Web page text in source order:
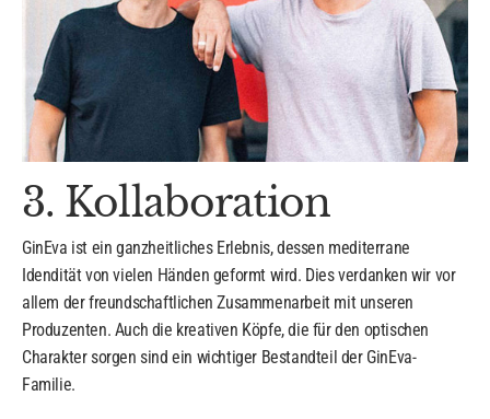
3. Kollaboration
GinEva ist ein ganzheitliches Erlebnis, dessen mediterrane
Idendität von vielen Händen geformt wird. Dies verdanken wir vor
allem der freundschaftlichen Zusammenarbeit mit unseren
Produzenten. Auch die kreativen Köpfe, die für den optischen
Charakter sorgen sind ein wichtiger Bestandteil der GinEva-
Familie.